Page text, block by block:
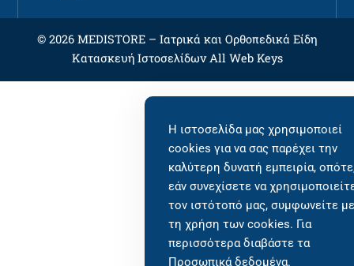
© 2026 MEDISTORE – Ιατρικά και Ορθοπεδικά Είδη
Κατασκευή ΙστοσελίδωνAll Web Keys
Η ιστοσελίδα μας χρησιμοποιεί
cookies για να σας παρέχει την
καλύτερη δυνατή εμπειρία,
εάν συνεχίσετε να
τον ιστότοπό μας, συμφωνείτε με
τη χρήση των cookies. Για
περισσότερα διαβάστε τα
Προσωπικά δεδομένα.